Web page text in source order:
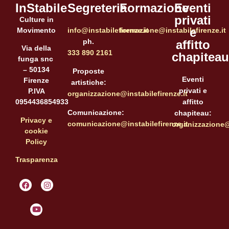
InStabile
Culture in
Movimento
Via della
funga snc
– 50134
Firenze
P.IVA
0954436854933
Privacy e
cookie
Policy
Trasparenza
Segreteria
info@instabilefirenze.it
ph.
333 890 2161
Proposte
artistiche:
organizzazione@instabilefirenze.it
Comunicazione:
comunicazione@instabilefirenze.it
Formazione
formazione@instabilefirenze.it
Eventi
privati
e
affitto
chapiteau
Eventi
privati e
affitto
chapiteau: